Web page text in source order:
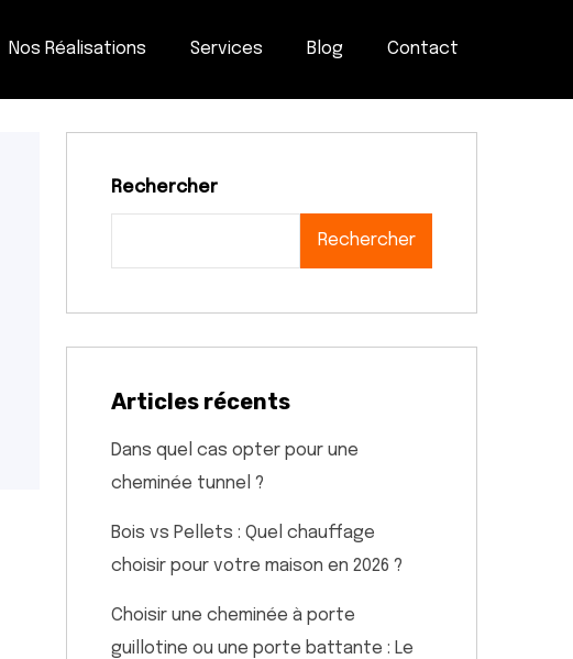
Nos Réalisations Services Blog Contact
Rechercher
Rechercher
Articles récents
Dans quel cas opter pour une
cheminée tunnel ?
Bois vs Pellets : Quel chauffage
choisir pour votre maison en 2026 ?
Choisir une cheminée à porte
guillotine ou une porte battante : Le